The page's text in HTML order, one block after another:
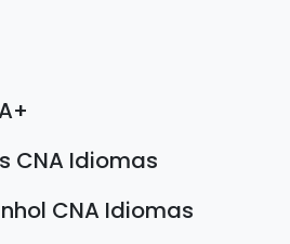
CNA Idiomas
CNA Idiomas